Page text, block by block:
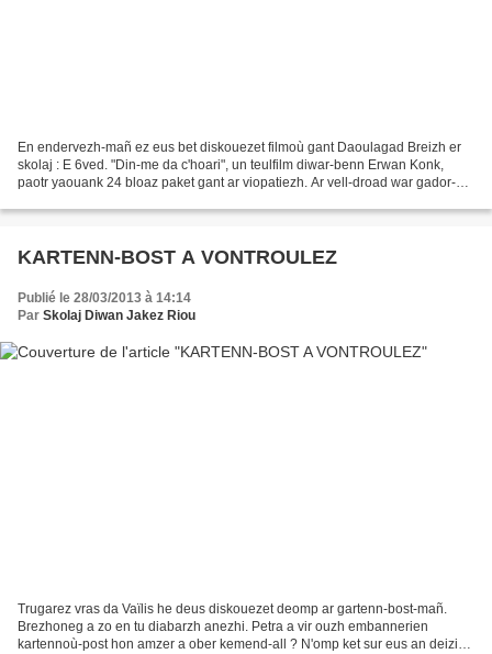
En endervezh-mañ ez eus bet diskouezet filmoù gant Daoulagad Breizh er
skolaj : E 6ved. "Din-me da c'hoari", un teulfilm diwar-benn Erwan Konk,
paotr yaouank 24 bloaz paket gant ar viopatiezh. Ar vell-droad war gador-
KARTENN-BOST A VONTROULEZ
Publié le 28/03/2013 à 14:14
Par Skolaj Diwan Jakez Riou
Trugarez vras da Vaïlis he deus diskouezet deomp ar gartenn-bost-mañ.
Brezhoneg a zo en tu diabarzh anezhi. Petra a vir ouzh embannerien
kartennoù-post hon amzer a ober kemend-all ? N'omp ket sur eus an deiziad